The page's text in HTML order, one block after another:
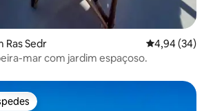
Sedr Classificação
4,94 (34)
mar com jardim espaçoso.